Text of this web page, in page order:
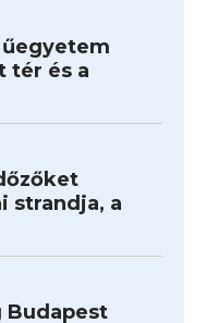
tér és a
strandja, a
Budapest